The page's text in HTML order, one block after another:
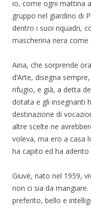
io, come ogni mattina
gruppo nel giardino di
dentro i suoi riquadri,
mascherina nera
Aina, che sorprende
d’Arte, disegna
rifugio, e già, a detta
dotata e gli insegnanti
destinazione di
altre scelte ne
voleva, ma ero a casa
ha capito ed ha aderito
Giuvè, nato nel 1959,
non ci sia da
preferito, bello e